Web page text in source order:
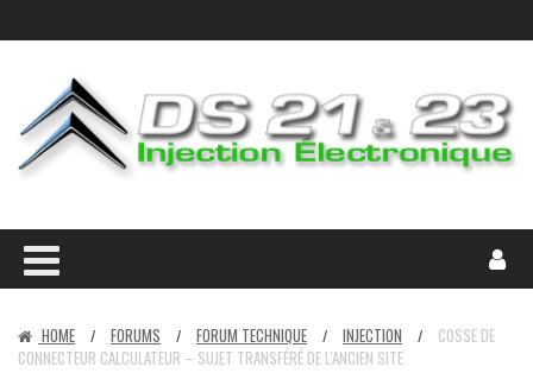
HOME / FORUMS / FORUM TECHNIQUE / INJECTION /
COSSE DE
CONNECTEUR CALCULATEUR – SUJET TRANSFÉRÉ DE L'ANCIEN SITE